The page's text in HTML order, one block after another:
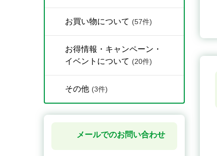
お買い物について (57件)
お得情報・キャンペーン・
イベントについて (20件)
その他 (3件)
メールでのお問い合わせ